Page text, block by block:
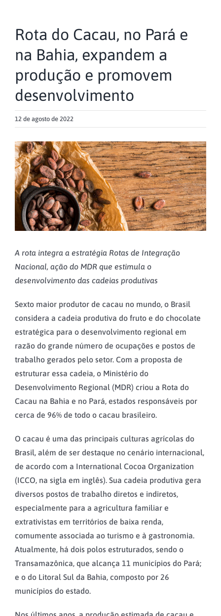
Rota do Cacau, no Pará e
na Bahia, expandem a
produção e promovem
desenvolvimento
12 de agosto de 2022
View
Larger
Image
A rota integra a estratégia Rotas de Integração
Nacional, ação do MDR que estimula o
desenvolvimento das cadeias produtivas
Sexto maior produtor de cacau no mundo, o Brasil
considera a cadeia produtiva do fruto e do chocolate
estratégica para o desenvolvimento regional em
razão do grande número de ocupações e postos de
trabalho gerados pelo setor. Com a proposta de
estruturar essa cadeia, o Ministério do
Desenvolvimento Regional (MDR) criou a Rota do
Cacau na Bahia e no Pará, estados responsáveis por
cerca de 96% de todo o cacau brasileiro.
O cacau é uma das principais culturas agrícolas do
Brasil, além de ser destaque no cenário internacional,
de acordo com a International Cocoa Organization
(ICCO, na sigla em inglês). Sua cadeia produtiva gera
diversos postos de trabalho diretos e indiretos,
especialmente para a agricultura familiar e
extrativistas em territórios de baixa renda,
comumente associada ao turismo e à gastronomia.
Atualmente, há dois polos estruturados, sendo o
Transamazônica, que alcança 11 municípios do Pará;
e o do Litoral Sul da Bahia, composto por 26
municípios do estado.